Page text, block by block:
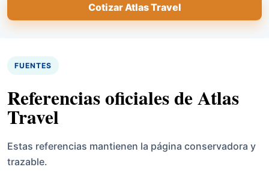
Cotizar Atlas Travel
FUENTES
Referencias oficiales de Atlas
Travel
Estas referencias mantienen la página conservadora y
trazable.